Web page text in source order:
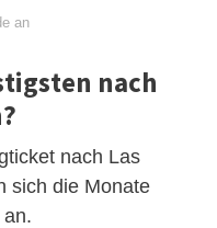
an
nach
nach Las
sich die Monate